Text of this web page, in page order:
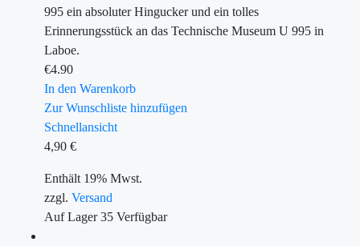
995 ein absoluter Hingucker und ein tolles
Erinnerungsstück an das Technische Museum U 995 in
Laboe.
€4.90
In den Warenkorb
Zur Wunschliste hinzufügen
Schnellansicht
4,90 €
Enthält 19% Mwst.
zzgl. Versand
Auf Lager35 Verfügbar